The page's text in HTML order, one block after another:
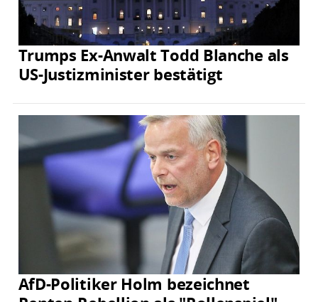
Trumps Ex-Anwalt Todd Blanche als
US-Justizminister bestätigt
AfD-Politiker Holm bezeichnet